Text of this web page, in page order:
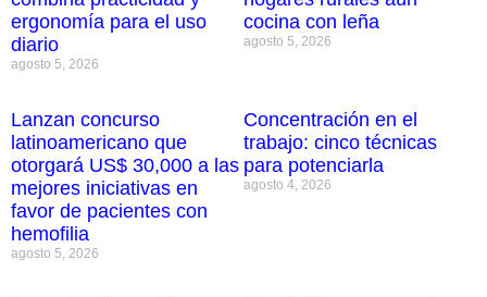
ergonomía para el uso
diario
agosto 5, 2026
cocina con leña
agosto 5, 2026
Lanzan concurso
latinoamericano que
otorgará US$ 30,000 a las
mejores iniciativas en
favor de pacientes con
hemofilia
agosto 5, 2026
Concentración en el
trabajo: cinco técnicas
para potenciarla
agosto 4, 2026